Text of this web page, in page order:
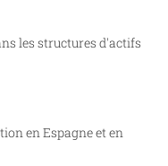
les structures d'actifs
en Espagne et en